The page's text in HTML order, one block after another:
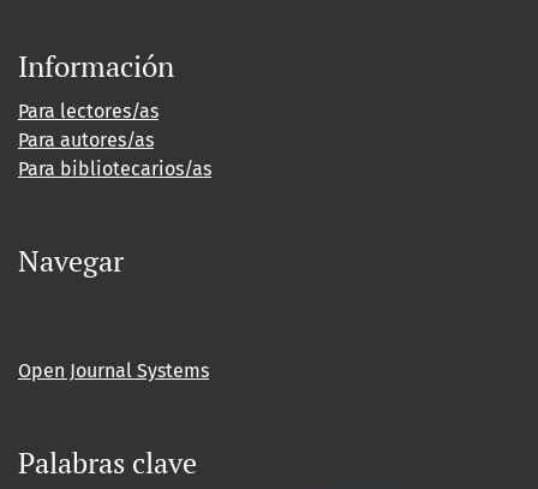
Información
Para lectores/as
Para autores/as
Para bibliotecarios/as
Navegar
Open Journal Systems
Palabras clave